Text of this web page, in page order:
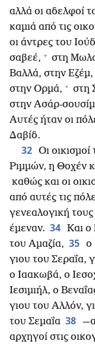
αλλά οι αδελφοί
καμιά από τις
οι άντρες του
σαβεέ, + στη
Βαλλά, στην Εζέμ,
στην Ορμά, + στη
στην Ασάρ-
Αυτές ήταν οι
Δαβίδ.
32 Οι
Ριμμών, η Θοχέν
καθώς και οι
από αυτές τις
γενεαλογική
έμεναν. 34 Και ο
του Αμαζία, 35 ο
γιου του Σεραΐα,
ο Ιαακωβά, ο
Ιεσιμιήλ, ο
γιου του Αλλόν,
του Σεμαΐα 38
αρχηγοί στις